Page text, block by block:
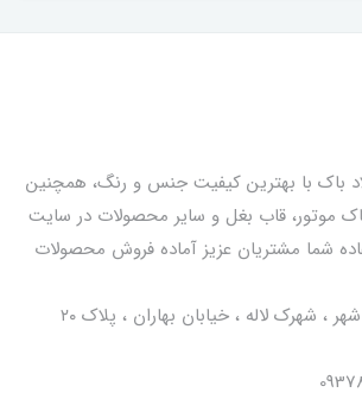
باک با بهترین کیفیت جنس و رنگ، همچنین
موتور، قاب بغل و سایر محصولات در سایت
شما مشتریان عزیز آماده فروش محصولات
آدرس: تهران ، شاهد شهر ، شهرک لاله ، خیابان بهاران ، پلاک ۲۰